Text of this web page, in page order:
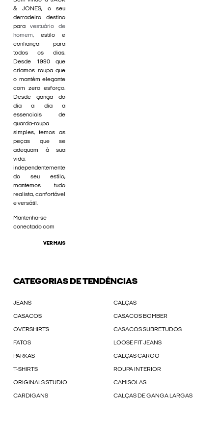
& JONES, o seu
derradeiro destino
para vestuário de
homem, estilo e
confiança para
todos os dias.
Desde 1990 que
criamos roupa que
o mantém elegante
com zero esforço.
Desde ganga do
dia a dia a
essenciais de
guarda-roupa
simples, temos as
peças que se
adequam à sua
vida:
independentemente
do seu estilo,
mantemos tudo
realista, confortável
e versátil.
Mantenha-se
conectado com
VER MAIS
CATEGORIAS DE TENDÊNCIAS
JEANS CALÇAS
CASACOS CASACOS BOMBER
OVERSHIRTS CASACOS SUBRETUDOS
FATOS LOOSE FIT JEANS
PARKAS CALÇAS CARGO
T-SHIRTS ROUPA INTERIOR
ORIGINALS STUDIO CAMISOLAS
CARDIGANS CALÇAS DE GANGA LARGAS